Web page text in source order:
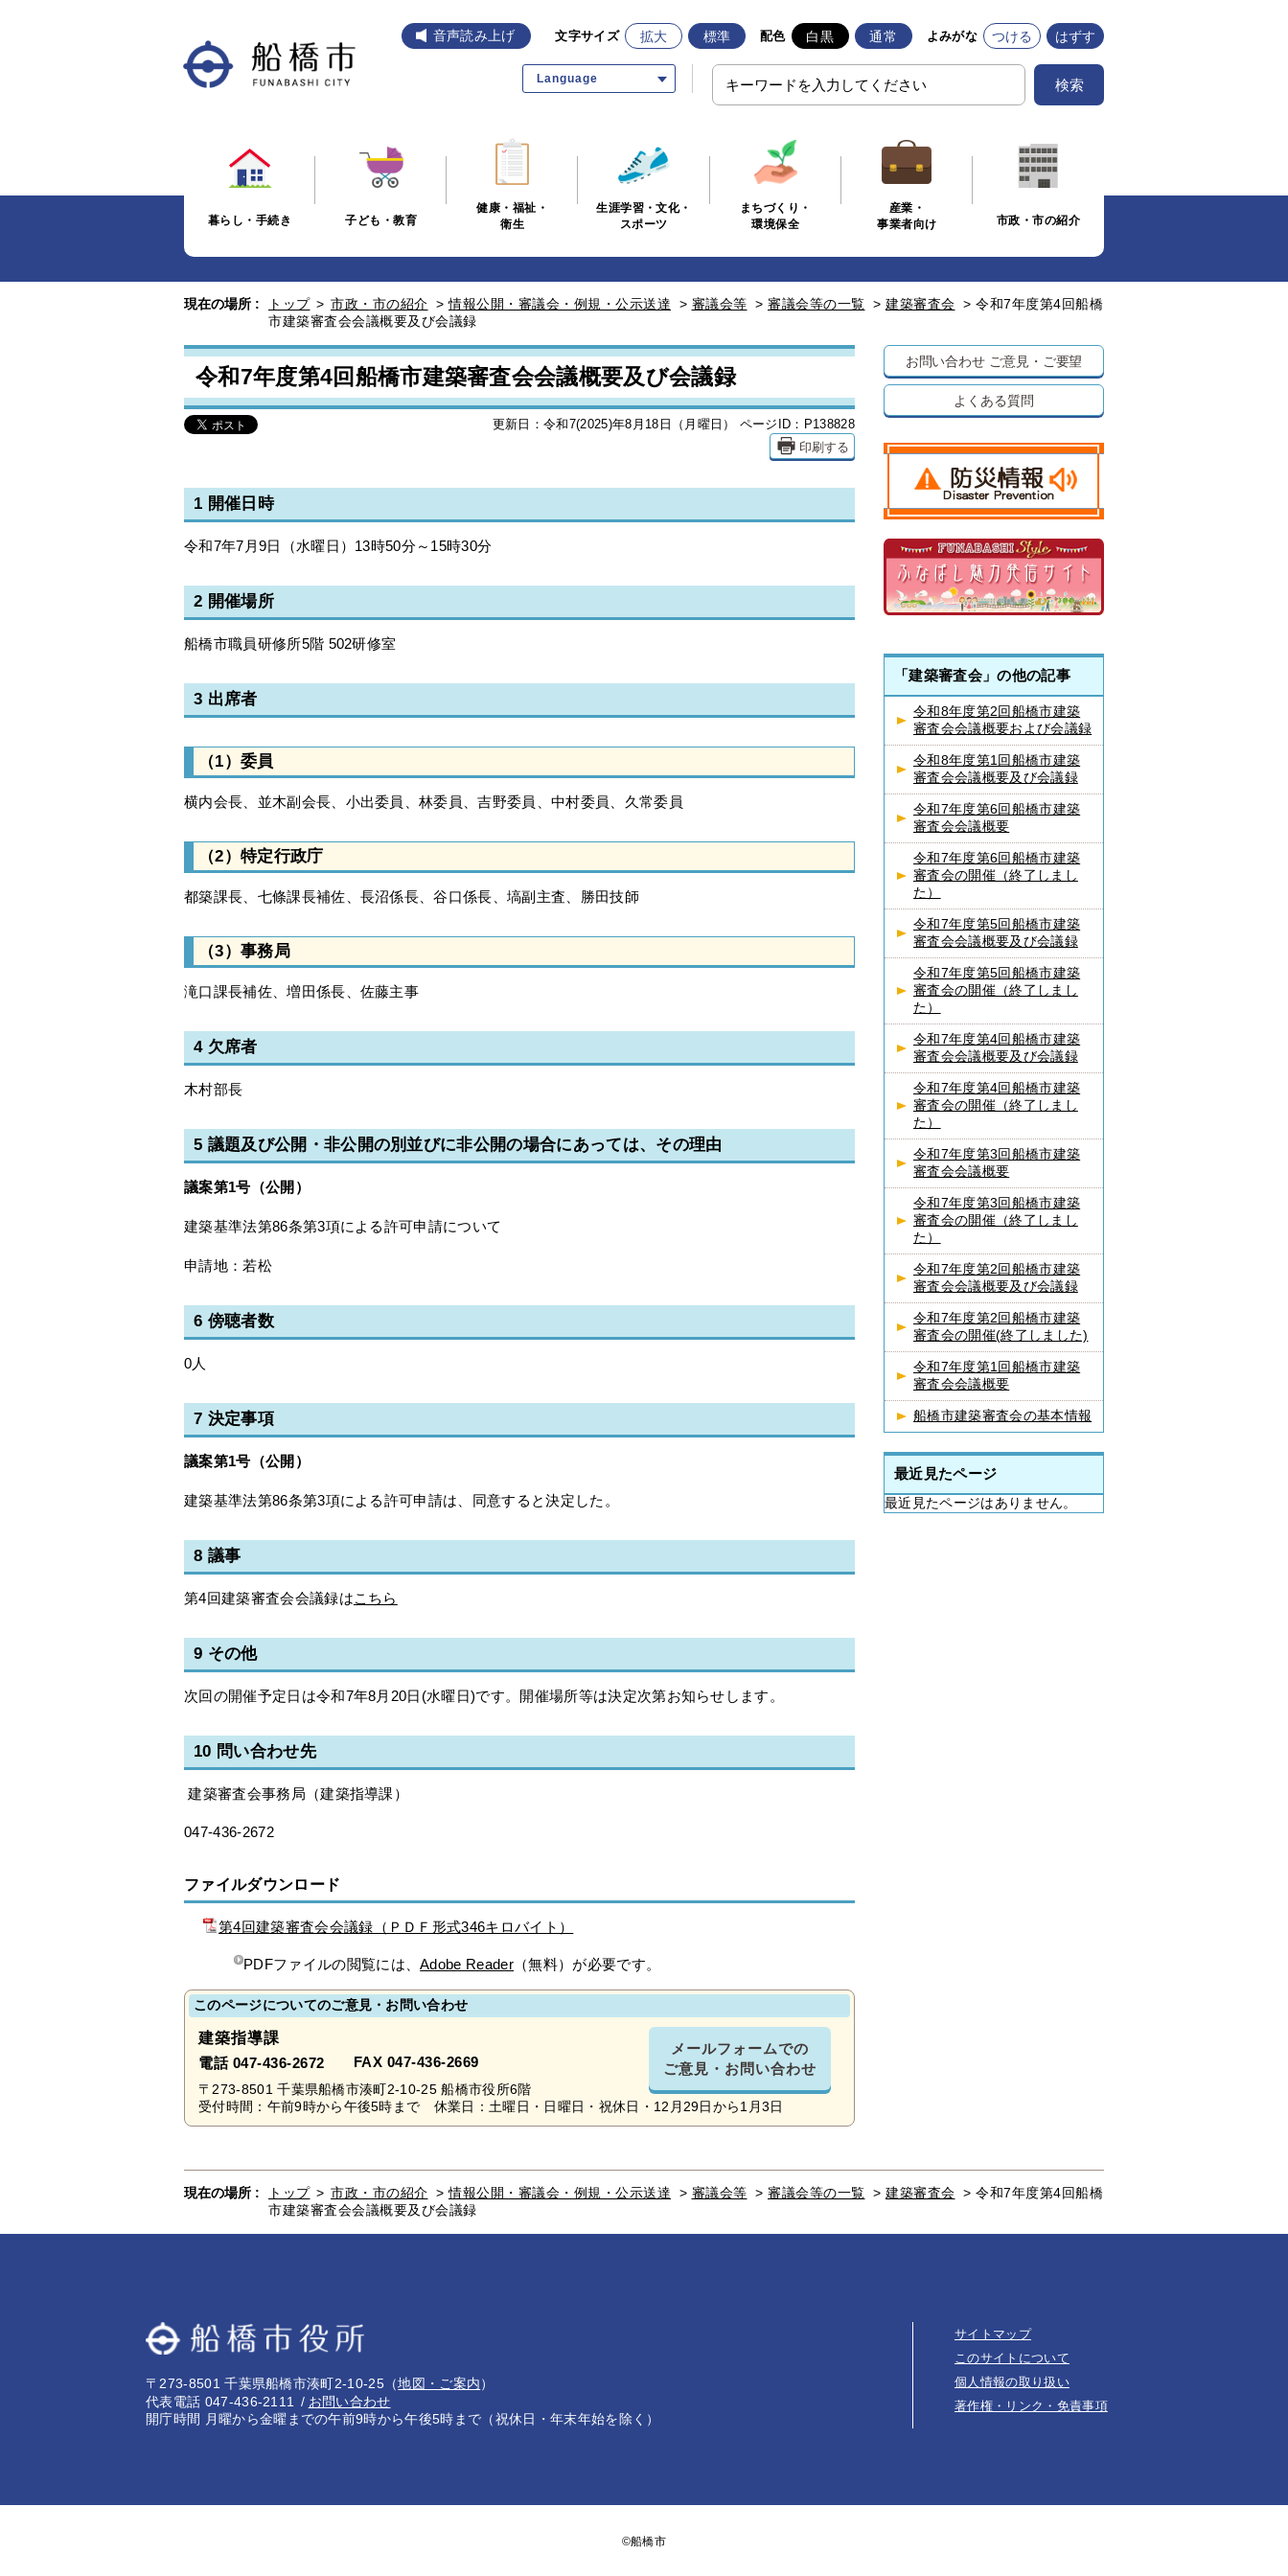
音声読み上げ 文字サイズ 拡大 標準 配色 白黒 通常 よみがな つける はずす
Language 検索
暮らし・手続き 子ども・教育
健康・福祉・
衛生
生涯学習・文化・
スポーツ
まちづくり・
環境保全
産業・
事業者向け
市政・市の紹介
現在の場所 : トップ > 市政・市の紹介 >情報公開・審議会・例規・公示送達 > 審議会等 > 審議会等の一覧 > 建築審査会 > 令和7年度第4回船橋
市建築審査会会議概要及び会議録
令和7年度第4回船橋市建築審査会会議概要及び会議録
更新日：令和7(2025)年8月18日（月曜日） ページID：P138828
印刷する
1 開催日時
令和7年7月9日（水曜日）13時50分～15時30分
2 開催場所
船橋市職員研修所5階 502研修室
3 出席者
（1）委員
横内会長、並木副会長、小出委員、林委員、吉野委員、中村委員、久常委員
（2）特定行政庁
都築課長、七條課長補佐、長沼係長、谷口係長、塙副主査、勝田技師
（3）事務局
滝口課長補佐、増田係長、佐藤主事
4 欠席者
木村部長
5 議題及び公開・非公開の別並びに非公開の場合にあっては、その理由
議案第1号（公開 ）
建築基準法第86条第3項による許可申請について
申請地：若松
6 傍聴者数
0人
7 決定事項
議案第1号（公開）
建築基準法第86条第3項による許可申請は、同意すると決定した。
8 議事
第4回建築審査会会議録はこちら
9 その他
次回の開催予定日は令和7年8月20日(水曜日)です。開催場所等は決定次第お知らせします。
10 問い合わせ先
建築審査会事務局（建築指導課）
047-436-2672
ファイルダウンロード
第4回建築審査会会議録（ＰＤＦ形式346キロバイト）
PDFファイルの閲覧には、Adobe Reader （無料）が必要です。
このページについてのご意見・お問い合わせ
建築指導課
電話 047-436-2672 FAX 047-436-2669
メールフォームでの
ご意見・お問い合わせ
〒273-8501 千葉県船橋市湊町2-10-25 船橋市役所6階
受付時間：午前9時から午後5時まで 休業日：土曜日・日曜日・祝休日・12月29日から1月3日
お問い合わせ ご意見・ご要望
よくある質問
「建築審査会」の他の記事
令和8年度第2回船橋市建築
審査会会議概要および会議録
令和8年度第1回船橋市建築
審査会会議概要及び会議録
令和7年度第6回船橋市建築
審査会会議概要
令和7年度第6回船橋市建築
審査会の開催（終了しまし
た）
令和7年度第5回船橋市建築
審査会会議概要及び会議録
令和7年度第5回船橋市建築
審査会の開催（終了しまし
た）
令和7年度第4回船橋市建築
審査会会議概要及び会議録
令和7年度第4回船橋市建築
審査会の開催（終了しまし
た）
令和7年度第3回船橋市建築
審査会会議概要
令和7年度第3回船橋市建築
審査会の開催（終了しまし
た）
令和7年度第2回船橋市建築
審査会会議概要及び会議録
令和7年度第2回船橋市建築
審査会の開催(終了しました)
令和7年度第1回船橋市建築
審査会会議概要
船橋市建築審査会の基本情報
最近見たページ
最近見たページはありません。
現在の場所 : トップ > 市政・市の紹介 >情報公開・審議会・例規・公示送達 > 審議会等 > 審議会等の一覧 > 建築審査会 > 令和7年度第4回船橋
市建築審査会会議概要及び会議録
〒273-8501 千葉県船橋市湊町2-10-25 （地図・ご案内）
代表電話 047-436-2111
お問い合わせ
開庁時間 月曜から金曜までの午前9時から午後5時まで（祝休日・年末年始を除く）
サイトマップ
このサイトについて
個人情報の取り扱い
著作権・リンク・免責事項
©船橋市